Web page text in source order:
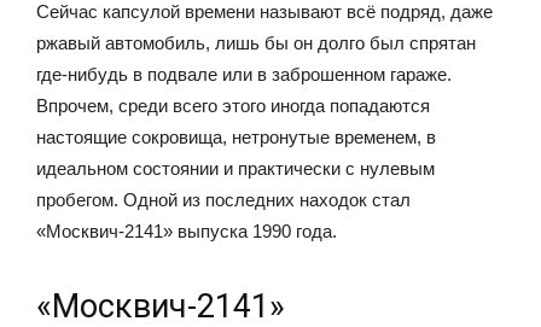
Сейчас капсулой времени называют всё подряд, даже
ржавый автомобиль, лишь бы он долго был спрятан
где-нибудь в подвале или в заброшенном гараже.
Впрочем, среди всего этого иногда попадаются
настоящие сокровища, нетронутые временем, в
идеальном состоянии и практически с нулевым
пробегом. Одной из последних находок стал
«Москвич-2141» выпуска 1990 года.
«Москвич-2141»